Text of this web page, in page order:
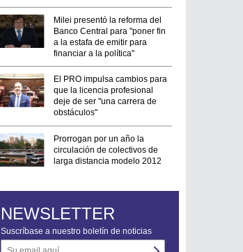
Milei presentó la reforma del
Banco Central para "poner fin
a la estafa de emitir para
financiar a la política"
El PRO impulsa cambios para
que la licencia profesional
deje de ser "una carrera de
obstáculos"
Prorrogan por un año la
circulación de colectivos de
larga distancia modelo 2012
NEWSLETTER
Suscríbase a nuestro boletín de noticias